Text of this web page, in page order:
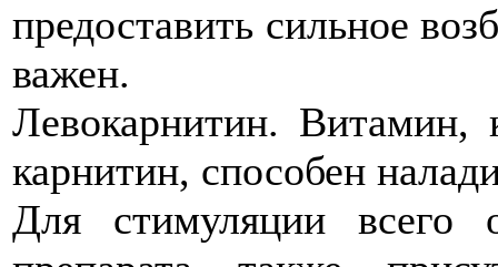
предоставить сильное
важен.
Левокарнитин. Витамин,
карнитин, способен
Для стимуляции всего